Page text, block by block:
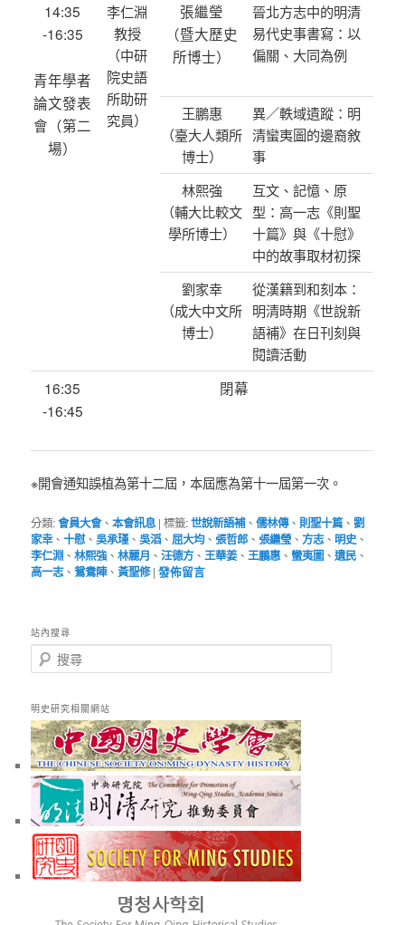
14:35
-16:35
青年學者
論文發表
會（第二
場）
李仁淵
教授
（中研
院史語
所助研
究員）
張繼瑩
（暨大歷史
所博士）
晉北方志中的明清
易代史事書寫：以
偏關、大同為例
王鵬惠
（臺大人類所
博士）
異／軼域遺蹤：明
清蠻夷圖的邊裔敘
事
林熙強
（輔大比較文
學所博士）
互文、記憶、原
型：高一志《則聖
十篇》與《十慰》
中的故事取材初探
劉家幸
（成大中文所
博士）
從漢籍到和刻本：
明清時期《世說新
語補》在日刊刻與
閱讀活動
16:35
-16:45
閉幕
※開會通知誤植為第十二屆，本屆應為第十一屆第一次。
分類:會員大會、本會訊息 |標籤:世說新語補、儒林傳、 則聖十篇、劉
家幸、十慰、吳承瑾、吳滔 、 屈大均、張哲郎 、張繼瑩 、方志、 明史 、
李仁淵 、林熙強 、林麗月 、汪德方、王華姜、王鵬惠 、蠻夷圖 、遺民 、
高一志、鴛鴦陣、黃聖修 |發佈留言
站內搜尋
搜
尋
明史研究相關網站